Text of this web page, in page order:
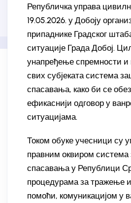
Републичка управа
19.05.2026. у Добоју
припаднике Градског
ситуације Града Добој.
унапређење спремности и
свих субјеката система
спасавања, како би се
ефикаснији одговор у
ситуацијама.
Током обуке учесници су
правним оквиром система
спасавања у Републици
процедурама за тражење
помоћи, комуникацијом у